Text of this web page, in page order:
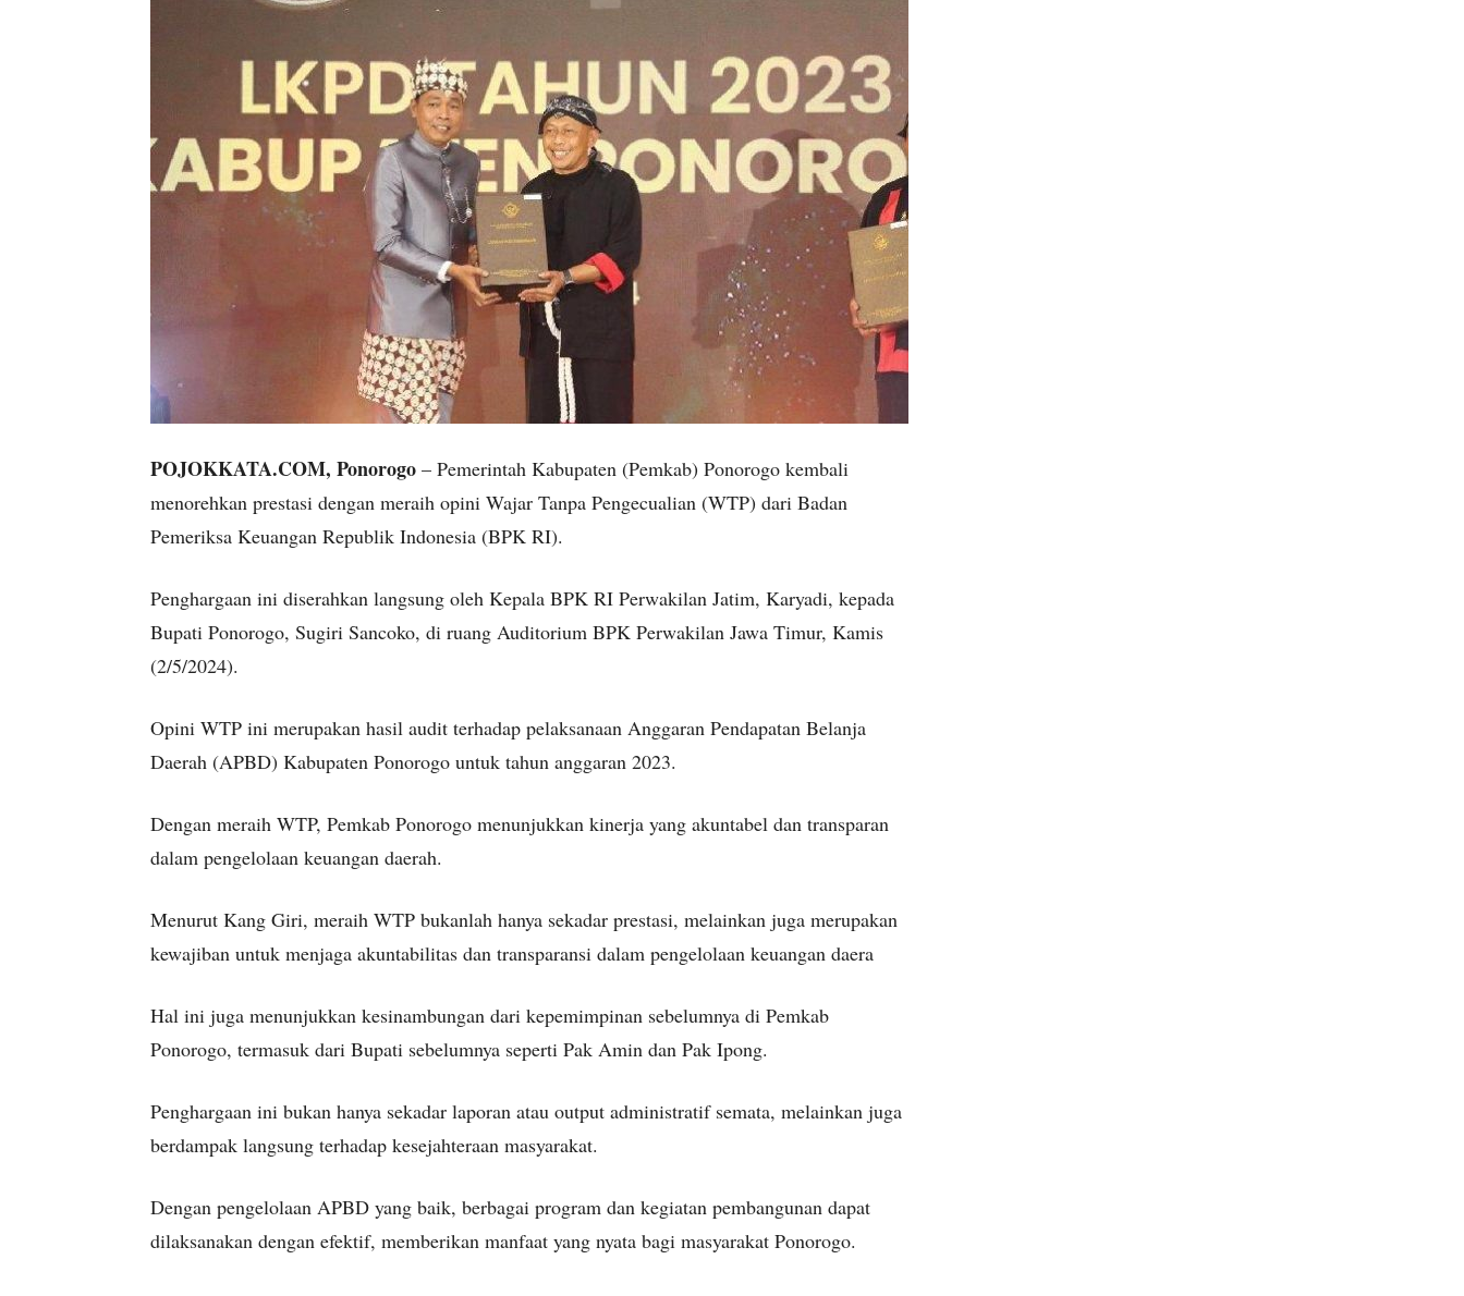
POJOKKATA.COM, Ponorogo – Pemerintah Kabupaten (Pemkab) Ponorogo kembali
menorehkan prestasi dengan meraih opini Wajar Tanpa Pengecualian (WTP) dari Badan
Pemeriksa Keuangan Republik Indonesia (BPK RI).
Penghargaan ini diserahkan langsung oleh Kepala BPK RI Perwakilan Jatim, Karyadi, kepada
Bupati Ponorogo, Sugiri Sancoko, di ruang Auditorium BPK Perwakilan Jawa Timur, Kamis
(2/5/2024).
Opini WTP ini merupakan hasil audit terhadap pelaksanaan Anggaran Pendapatan Belanja
Daerah (APBD) Kabupaten Ponorogo untuk tahun anggaran 2023.
Dengan meraih WTP, Pemkab Ponorogo menunjukkan kinerja yang akuntabel dan transparan
dalam pengelolaan keuangan daerah.
Menurut Kang Giri, meraih WTP bukanlah hanya sekadar prestasi, melainkan juga merupakan
kewajiban untuk menjaga akuntabilitas dan transparansi dalam pengelolaan keuangan daera
Hal ini juga menunjukkan kesinambungan dari kepemimpinan sebelumnya di Pemkab
Ponorogo, termasuk dari Bupati sebelumnya seperti Pak Amin dan Pak Ipong.
Penghargaan ini bukan hanya sekadar laporan atau output administratif semata, melainkan juga
berdampak langsung terhadap kesejahteraan masyarakat.
Dengan pengelolaan APBD yang baik, berbagai program dan kegiatan pembangunan dapat
dilaksanakan dengan efektif, memberikan manfaat yang nyata bagi masyarakat Ponorogo.